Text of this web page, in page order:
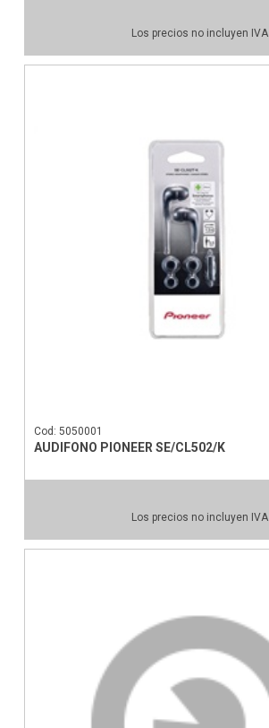
Los precios no incluyen IVA
Cod: 5050001
AUDIFONO PIONEER SE/CL502/K
Los precios no incluyen IVA